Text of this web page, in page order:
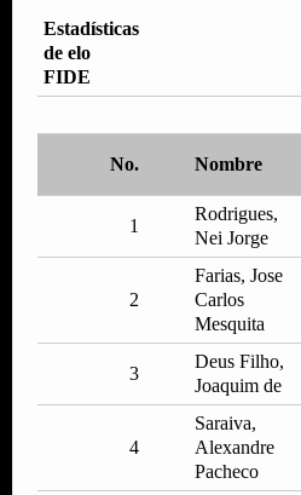
Estadísticas
de elo
FIDE
No. Nombre
1
Rodrigues,
Nei Jorge
2
Farias, Jose
Carlos
Mesquita
3
Deus Filho,
Joaquim de
4
Saraiva,
Alexandre
Pacheco